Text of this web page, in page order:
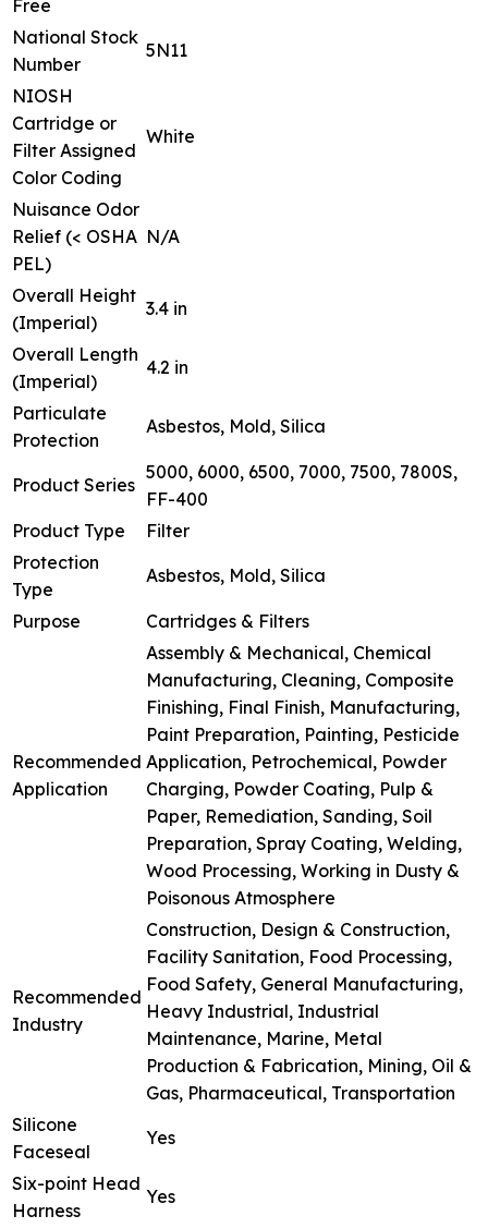
Free
National Stock
Number
5N11
NIOSH
Cartridge or
Filter Assigned
Color Coding
White
Nuisance Odor
Relief (< OSHA
PEL)
N/A
Overall Height
(Imperial)
3.4 in
Overall Length
(Imperial)
4.2 in
Particulate
Protection
Asbestos, Mold, Silica
Product Series
5000, 6000, 6500, 7000, 7500, 7800S,
FF-400
Product Type
Filter
Protection
Type
Asbestos, Mold, Silica
Purpose Cartridges & Filters
Recommended
Application
Assembly & Mechanical, Chemical
Manufacturing, Cleaning, Composite
Finishing, Final Finish, Manufacturing,
Paint Preparation, Painting, Pesticide
Application, Petrochemical, Powder
Charging, Powder Coating, Pulp &
Paper, Remediation, Sanding, Soil
Preparation, Spray Coating, Welding,
Wood Processing, Working in Dusty &
Poisonous Atmosphere
Recommended
Industry
Construction, Design & Construction,
Facility Sanitation, Food Processing,
Food Safety, General Manufacturing,
Heavy Industrial, Industrial
Maintenance, Marine, Metal
Production & Fabrication, Mining, Oil &
Gas, Pharmaceutical, Transportation
Silicone
Faceseal
Yes
Six-point Head
Harness
Yes